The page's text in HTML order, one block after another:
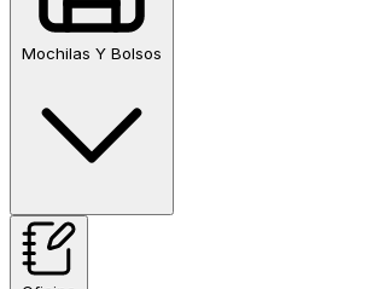
Mochilas Y Bolsos